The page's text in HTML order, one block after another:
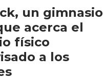
un gimnasio
acerca el
físico
a los